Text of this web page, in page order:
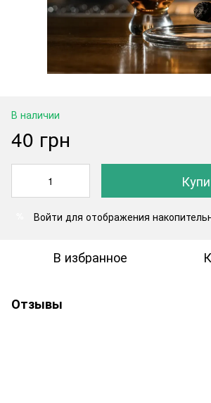
В наличии
40 грн
Войти для отображения
В избранное
Отзывы